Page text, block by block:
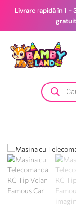
Livrare rapidă în 1 -